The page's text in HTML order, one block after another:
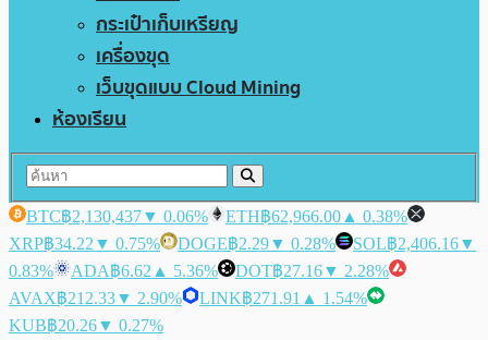
กระเป๋าเก็บเหรียญ
เครื่องขุด
เว็บขุดแบบ Cloud Mining
ห้องเรียน
BTC฿2,130,437▼ 0.06% ETH฿62,966.00 ▲ 0.38%
XRP฿34.22 ▼ 0.75% DOGE฿2.29▼ 0.28% SOL฿2,406.16▼
0.83%
ADA฿6.62 ▲ 5.36% DOT฿27.16▼ 2.28%
AVAX฿212.33▼ 2.90% LINK฿271.91 ▲ 1.54%
KUB฿20.26▼ 0.27%